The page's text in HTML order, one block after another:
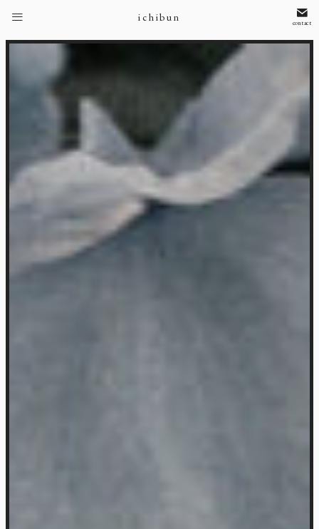
ichibun contact